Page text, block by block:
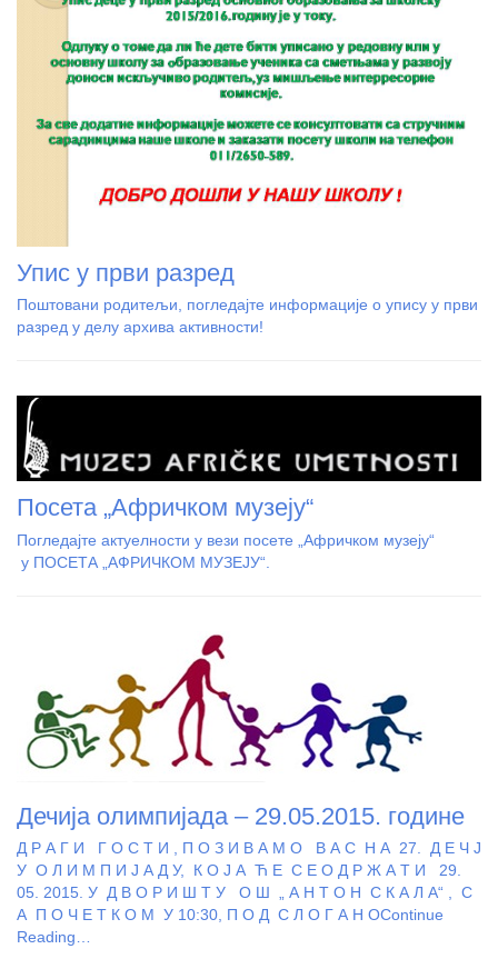
Упис у први разред
Поштовани родитељи, погледајте информације о упису у први
разред у делу архива активности!
Посета „Афричком музеју“
Погледајте актуелности у вези посете „Афричком музеју“
у ПОСЕТА „АФРИЧКОМ МУЗЕЈУ“.
Дечија олимпијада – 29.05.2015. године
Д Р А Г И Г О С Т И , П О З И В А М О В А С Н А 27. Д Е Ч Ј
У О Л И М П И Ј А Д У, К О Ј А Ћ Е С Е О Д Р Ж А Т И 29.
05. 2015. У Д В О Р И Ш Т У О Ш „ А Н Т О Н С К А Л А“ , С
А П О Ч Е Т К О М У 10:30, П О Д С Л О Г А Н ОContinue
Reading…